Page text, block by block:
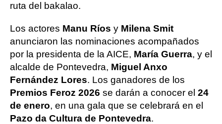
ruta del bakalao.
Los actores Manu Ríos y Milena Smit
anunciaron las nominaciones acompañados
por la presidenta de la AICE, María Guerra, y el
alcalde de Pontevedra, Miguel Anxo
Fernández Lores. Los ganadores de los
Premios Feroz 2026 se darán a conocer el 24
de enero, en una gala que se celebrará en el
Pazo da Cultura de Pontevedra.